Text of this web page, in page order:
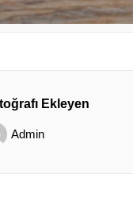
Ekleyen
Admin